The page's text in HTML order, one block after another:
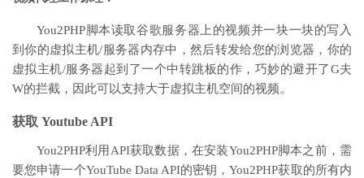
You2PHP脚本读取谷歌服务器上的视频并一块一块的写入
到你的虚拟主机/服务器内存中，然后转发给您的浏览器，你的
虚拟主机/服务器起到了一个中转跳板的作，巧妙的避开了G夫
W的拦截，因此可以支持大于虚拟主机空间的视频。
获取 Youtube API
You2PHP利用API获取数据，在安装You2PHP脚本之前，需
要您申请一个YouTube Data API的密钥，You2PHP获取的所有内